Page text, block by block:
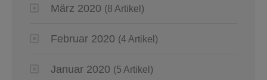
März 2020 (8 Artikel)
Februar 2020 (4 Artikel)
Januar 2020 (5 Artikel)